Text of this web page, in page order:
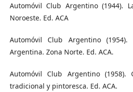
Automóvil Club Argentino (1944).
Noroeste. Ed. ACA
Automóvil Club Argentino
Argentina. Zona Norte. Ed. ACA.
Automóvil Club Argentino
tradicional y pintoresca. Ed. ACA.